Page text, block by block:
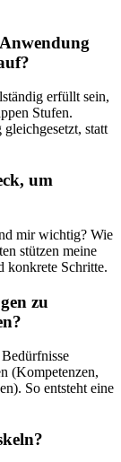
erfüllt sein,
Stufen.
statt
um
mir wichtig? Wie
stützen meine
konkrete Schritte.
zu
(Kompetenzen,
So entsteht eine